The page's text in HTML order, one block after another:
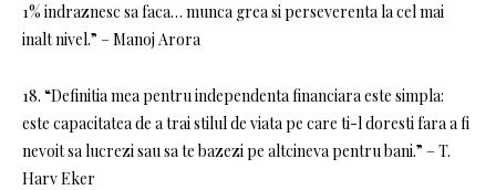
1% indraznesc sa faca… munca grea si perseverenta la cel mai
inalt nivel.” – Manoj Arora
18. “Definitia mea pentru independenta financiara este simpla:
este capacitatea de a trai stilul de viata pe care ti-l doresti fara a fi
nevoit sa lucrezi sau sa te bazezi pe altcineva pentru bani.” – T.
Harv Eker